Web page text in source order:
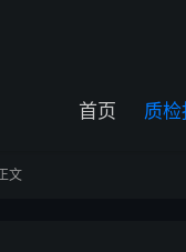
首页 质检
文